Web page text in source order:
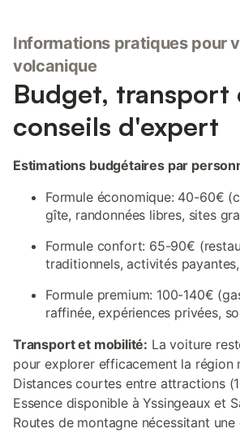
Informations pratiques pour
volcanique
Budget, transport
conseils d'expert
Estimations budgétaires par
Formule économique: 40-60€
gîte, randonnées libres, sites
Formule confort: 65-90€
traditionnels, activités
Formule premium: 100-140€
raffinée, expériences privées,
Transport et mobilité: La voiture
pour explorer efficacement la région
Distances courtes entre attractions
Essence disponible à Yssingeaux et
Routes de montagne nécessitant